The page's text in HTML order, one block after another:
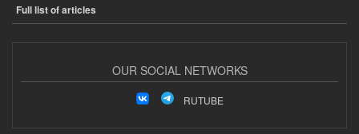
Full list of articles
OUR SOCIAL NETWORKS
RUTUBE